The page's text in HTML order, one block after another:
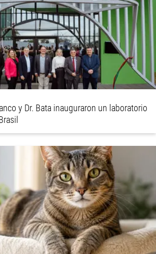
y Dr. Bata inauguraron un laboratorio